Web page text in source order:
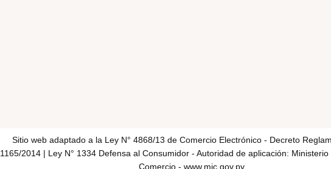
Sitio web adaptado a la Ley N° 4868/13 de Comercio Electrónico - Decreto
1165/2014 | Ley N° 1334 Defensa al Consumidor - Autoridad de aplicación:
Comercio - www.mic.gov.py